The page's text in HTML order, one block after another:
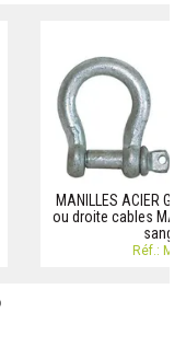
MANILLES ACIER
ou droite cables
Réf.: